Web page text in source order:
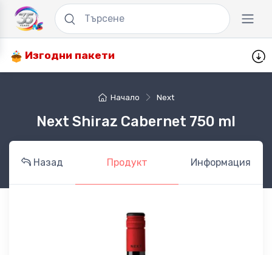
Изгодни пакети
Начало Next
Next Shiraz Cabernet 750 ml
Назад Продукт Информация